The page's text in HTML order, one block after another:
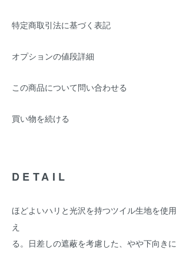
特定商取引法に基づく表記
オプションの値段詳細
この商品について問い合わせる
買い物を続ける
DETAIL
ほどよいハリと光沢を持つツイル生地を使
え
る。日差しの遮蔽を考慮した、やや下向き